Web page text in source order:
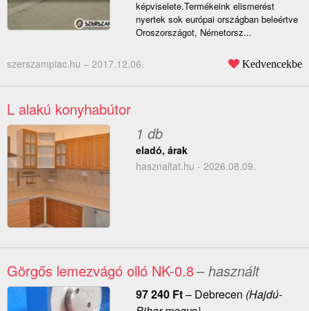
képviselete.Termékeink elismerést
nyertek sok európai országban beleértve
Oroszországot, Németorsz...
szerszampiac.hu – 2017.12.06. Kedvencekbe
L alakú konyhabútor
1 db
eladó, árak
hasznaltat.hu - 2026.08.09.
Görgős lemezvágó olló NK-0.8– használt
97 240 Ft– Debrecen (Hajdú-